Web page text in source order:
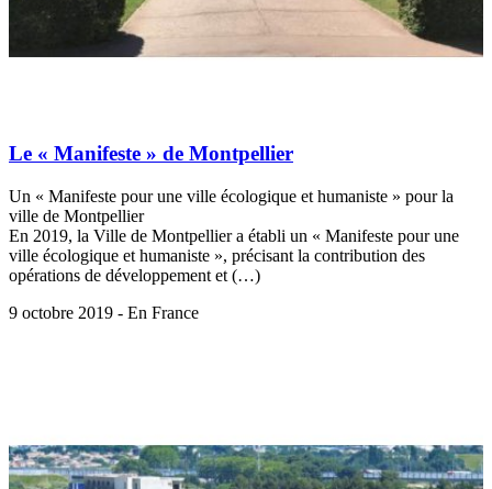
Le « Manifeste » de Montpellier
Un « Manifeste pour une ville écologique et humaniste » pour la
ville de Montpellier
En 2019, la Ville de Montpellier a établi un « Manifeste pour une
ville écologique et humaniste », précisant la contribution des
opérations de développement et (…)
9 octobre 2019 - En France